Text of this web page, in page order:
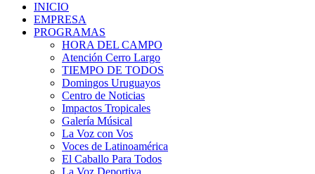
INICIO
EMPRESA
PROGRAMAS
HORA DEL CAMPO
Atención Cerro Largo
TIEMPO DE TODOS
Domingos Uruguayos
Centro de Noticias
Impactos Tropicales
Galería Músical
La Voz con Vos
Voces de Latinoamérica
El Caballo Para Todos